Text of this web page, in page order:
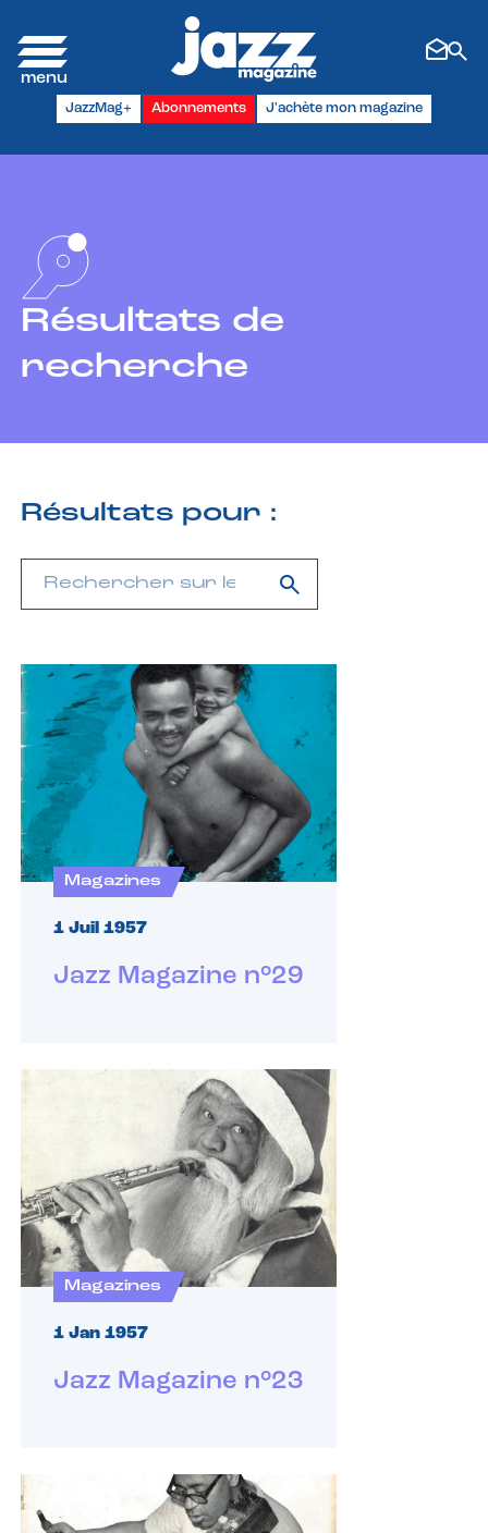
JazzMag+ Abonnements J'achète mon magazine
Résultats de
recherche
Résultats pour :
Magazines
1 Juil 1957
Jazz Magazine n°29
Magazines
1 Jan 1957
Jazz Magazine n°23